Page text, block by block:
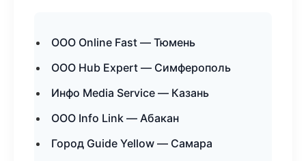
ООО Online Fast — Тюмень
ООО Hub Expert — Симферополь
Инфо Media Service — Казань
ООО Info Link — Абакан
Город Guide Yellow — Самара